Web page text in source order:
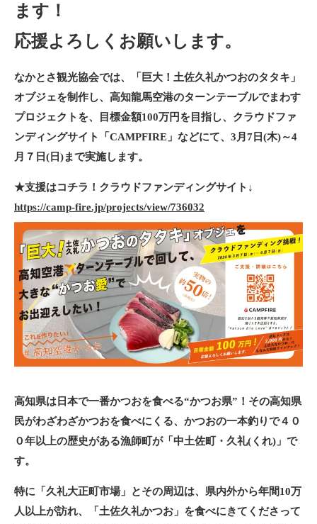
ます！
応援よろしくお願いします。
なかとさ観光協会では、「巨大！ 土佐久礼かつおのタタキ」
オブジェを制作し、高知龍馬空港のターンテーブルでまわす
プロジェクトを、目標金額100万円を目指し、クラウドファ
ンディングサイト「 CAMPFIRE 」などにて、 3 月 7 日(木)～4
月７日(日)まで実施します。
★支援はコチラ！クラウドファンディングサイト↓
https://camp-fire.jp/projects/view/736032
高知県は日本で一番かつおを食べる“かつお県”！その高知県
民がわざわざかつおを食べにくる、かつおの一本釣りで４０
０年以上の歴史がある漁師町が「中土佐町・久礼(くれ)」で
す。
特に「久礼大正町市場」とその周辺は、県内外から年間10万
人以上が訪れ、「土佐久礼かつお」を食べにきてくださって